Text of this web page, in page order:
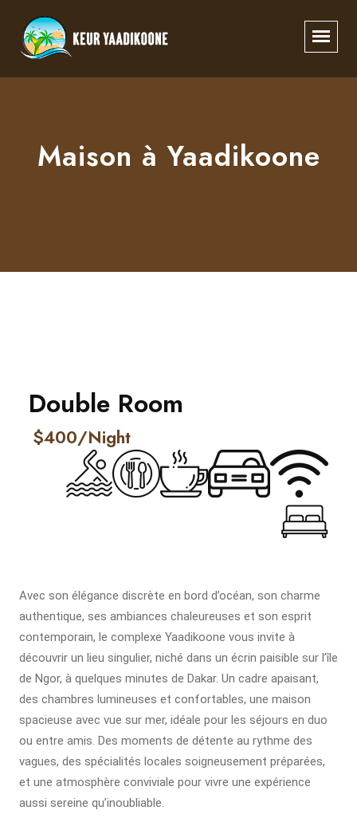
Maison à Yaadikoone
Double Room
$400/Night
Avec son élégance discrète en bord d’océan, son charme
authentique, ses ambiances chaleureuses et son esprit
contemporain, le complexe Yaadikoone vous invite à
découvrir un lieu singulier, niché dans un écrin paisible sur l’île
de Ngor, à quelques minutes de Dakar. Un cadre apaisant,
des chambres lumineuses et confortables, une maison
spacieuse avec vue sur mer, idéale pour les séjours en duo
ou entre amis. Des moments de détente au rythme des
vagues, des spécialités locales soigneusement préparées,
et une atmosphère conviviale pour vivre une expérience
aussi sereine qu’inoubliable.